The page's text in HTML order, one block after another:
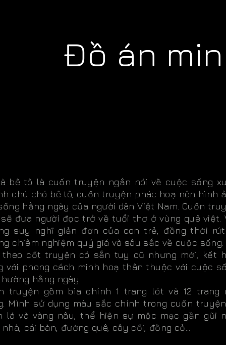
Đồ án
bê tô là cuốn truyện ngắn nói về cuộc sống
chú chó bê tô, cuốn truyện phác hoạ nên hình
hằng ngày của người dân Việt Nam. Cuốn
đưa người đọc trở về tuổi thơ ở vùng quê việt.
suy nghĩ giản đơn của con trẻ, đồng thời
chiêm nghiệm quý giá và sâu sắc về cuộc sống.
theo cốt truyện có sẵn tuy cũ nhưng mới, kết
với phong cách minh hoạ thân thuộc với cuộc
hằng ngày.
truyện gồm bìa chính 1 trang lót và 12 trang
Mình sử dụng màu sắc chính trong cuốn
lá và vàng nâu, thể hiện sự mộc mạc gần gũi
cái bàn, đường quê, cây cối, đồng cỏ...